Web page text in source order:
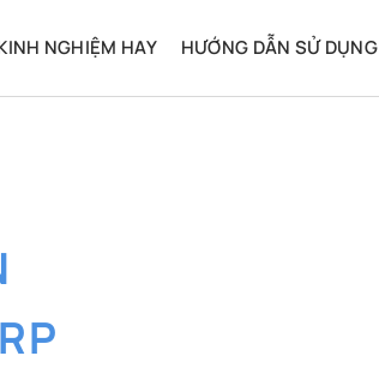
NGHIỆM HAY HƯỚNG DẪN SỬ DỤNG